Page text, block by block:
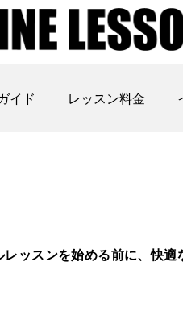
イド レッスン料金
ッスンを始める前に、快